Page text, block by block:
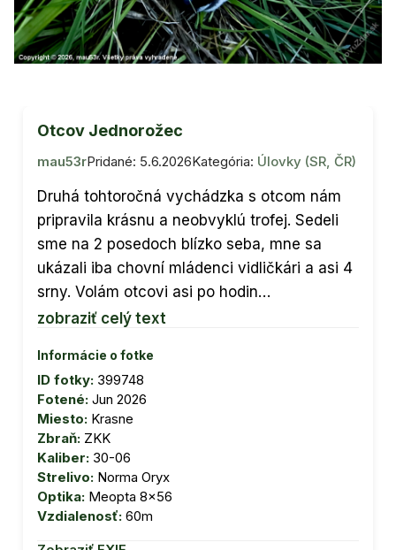
Otcov Jednorožec
mau53rPridané: 5.6.2026Kategória: Úlovky (SR, ČR)
Druhá tohtoročná vychádzka s otcom nám
pripravila krásnu a neobvyklú trofej. Sedeli
sme na 2 posedoch blízko seba, mne sa
ukázali iba chovní mládenci vidličkári a asi 4
srny. Volám otcovi asi po hodin…
zobraziť celý text
Informácie o fotke
ID fotky: 399748
Fotené: Jun 2026
Miesto: Krasne
Zbraň: ZKK
Kaliber: 30-06
Strelivo: Norma Oryx
Optika: Meopta 8x56
Vzdialenosť: 60m